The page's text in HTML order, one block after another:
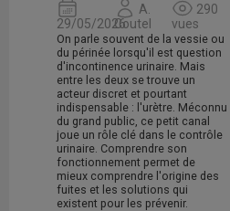
29/05/2026
A.
Coutel
290
vues
On parle souvent de la vessie ou
du périnée lorsqu'il est question
d'incontinence urinaire. Mais
entre les deux se trouve un
acteur discret et pourtant
indispensable : l'urètre. Méconnu
du grand public, ce petit canal
joue un rôle clé dans le contrôle
urinaire. Comprendre son
fonctionnement permet de
mieux comprendre l'origine des
fuites et les solutions qui
existent pour les prévenir.